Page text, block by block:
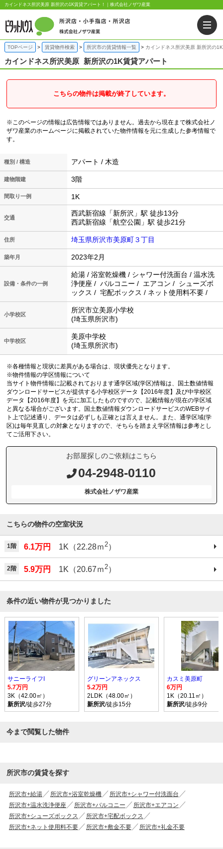
カインドネス所沢美原 新所沢の1K賃貸アパート！｜株式会社ノザワ産業
TOPページ 賃貸物件検索 所沢市の賃貸情報一覧 カインドネス所沢美原 新所沢の
カインドネス所沢美原 新所沢の1K賃貸アパート
こちらの物件は掲載が終了しています。
※このページの情報は広告情報ではありません。過去から現在まで株式会社ノ
ザワ産業のホームぺージに掲載されていた物件情報を元に生成した参考情報で
す。
種別 / 構造 アパート / 木造
建物階建 3階
間取り一例 1K
交通
西武新宿線「新所沢」駅 徒歩13分
西武新宿線「航空公園」駅 徒歩21分
住所 埼玉県所沢市美原町３丁目
築年月 2023年2月
設備・条件の一例
給湯 / 浴室乾燥機 / シャワー付洗面台 / 温水洗
浄便座 / バルコニー / エアコン / シューズボ
ックス / 宅配ボックス / ネット使用料不要 /
小学校区
所沢市立美原小学校
(埼玉県所沢市)
中学校区
美原中学校
(埼玉県所沢市)
※各種情報と現状に差異がある場合は、現状優先となります。
※物件情報の学区情報について
当サイト物件情報に記載されております通学区域(学区)情報は、国土数値情報
ダウンロードサービスが提供する小学校区データ【2016年度】及び中学校区
データ【2016年度】を元に加工したものですので、記載情報が現在の学区域
と異なる場合がございます。国土数値情報ダウンロードサービスのWEBサイ
ト上で記述通り、データは必ずしも正確とは言えません。また、通学区域(学
区)は毎年見直しの対象となりますので、そちらを踏まえ学区情報は参考とし
てご活用下さい。
お部屋探しのご依頼はこちら
04-2948-0110
株式会社ノザワ産業
こちらの物件の空室状況
1階 6.1万円 1K（22.28ｍ2）
2階 5.9万円 1K（20.67ｍ2）
条件の近い物件が見つかりました
サニーライフI
5.7万円
3K（42.00㎡）
新所沢/徒歩27分
グリーンアネックス
5.2万円
2LDK（48.00㎡）
新所沢/徒歩15分
カスミ美原町
6万円
1K（20.11㎡）
新所沢/徒歩9分
今まで閲覧した物件
所沢市の賃貸を探す
所沢市+給湯 所沢市+浴室乾燥機
所沢市+シャワー付洗面台
所沢市+温水洗浄便座
所沢市+バルコニー
所沢市+エアコン
所沢市+シューズボックス
所沢市+宅配ボックス
所沢市+ネット使用料不要
所沢市+敷金不要 所沢市+礼金不要